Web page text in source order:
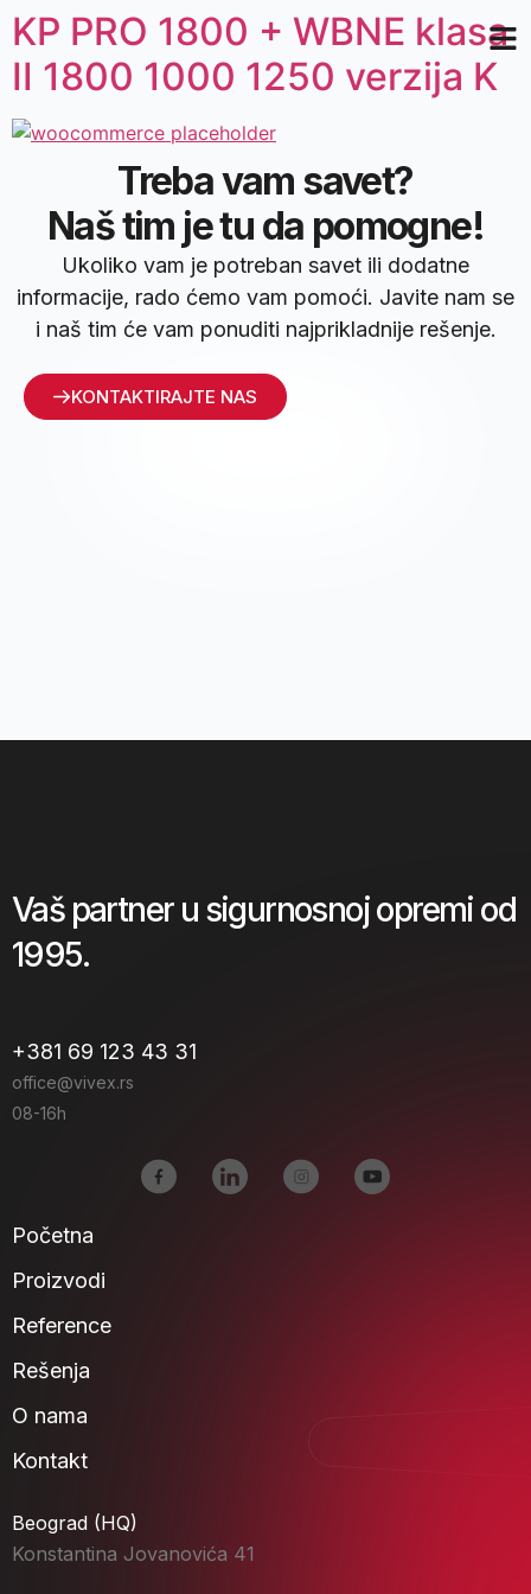
KP PRO 1800 + WBNE klasa
II 1800 1000 1250 verzija K
Treba vam savet?
Naš tim je tu da pomogne!
Ukoliko vam je potreban savet ili dodatne
informacije, rado ćemo vam pomoći. Javite nam se
i naš tim će vam ponuditi najprikladnije rešenje.
KONTAKTIRAJTE NAS
Vaš partner u sigurnosnoj opremi od
1995.
+381 69 123 43 31
office@vivex.rs
08-16h
Početna
Proizvodi
Reference
Rešenja
O nama
Kontakt
Beograd (HQ)
Konstantina Jovanovića 41